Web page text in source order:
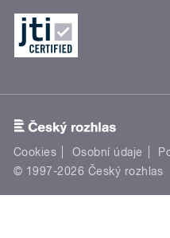
Cookies Osobní údaje
© 1997-2026 Český rozhlas